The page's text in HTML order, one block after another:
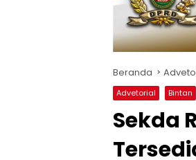
Beranda
Advetorial Bintan
Sekda